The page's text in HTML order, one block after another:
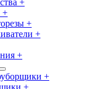
+
+
+
+
+
+
+